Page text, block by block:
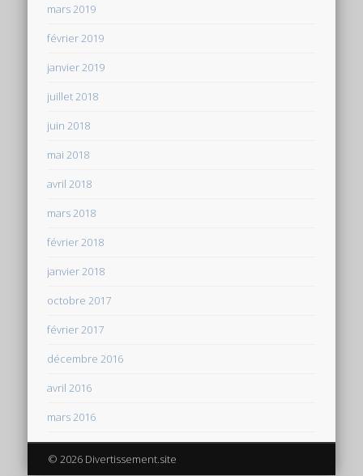
mars 2019
février 2019
janvier 2019
juillet 2018
juin 2018
mai 2018
avril 2018
mars 2018
février 2018
janvier 2018
octobre 2017
février 2017
décembre 2016
avril 2016
mars 2016
© 2026 Divertissement.site